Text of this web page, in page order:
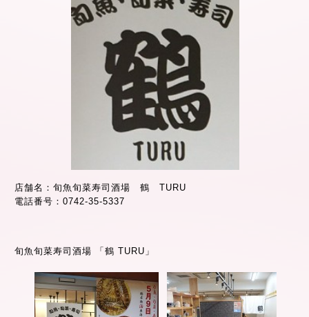
店舗名：旬魚旬菜寿司酒場 鶴 TURU
電話番号：0742-35-5337
旬魚旬菜寿司酒場 「鶴 TURU」